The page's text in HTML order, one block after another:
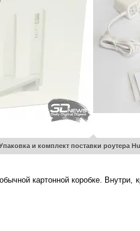
и комплект поставки роутера
картонной коробке.